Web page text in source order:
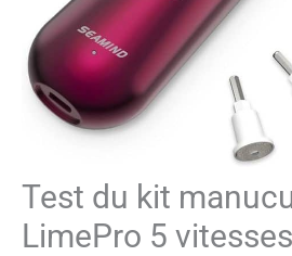
Test du kit
LimePro 5 vitesses